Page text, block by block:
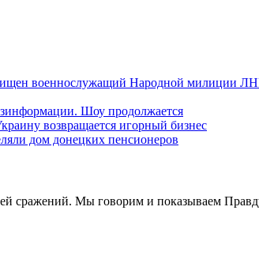
военнослужащий Народной милиции
Шоу продолжается
возвращается игорный бизнес
дом донецких пенсионеров
сражений. Мы говорим и показываем